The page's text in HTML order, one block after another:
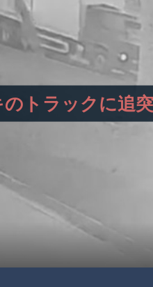
トラックに追